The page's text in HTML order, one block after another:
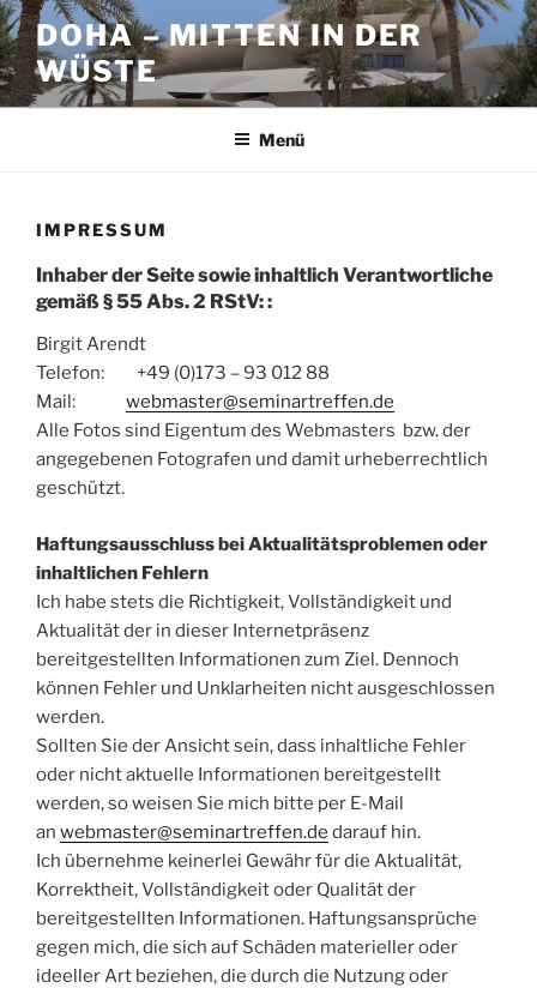
Zum
Inhalt
springen
DOHA – MITTEN IN DER
WÜSTE
Menü
IMPRESSUM
Inhaber der Seite sowie inhaltlich Verantwortliche
gemäß § 55 Abs. 2 RStV: :
Birgit Arendt
Telefon: +49 (0)173 – 93 012 88
Mail: webmaster@seminartreffen.de
Alle Fotos sind Eigentum des Webmasters bzw. der
angegebenen Fotografen und damit urheberrechtlich
geschützt.
Haftungsausschluss bei Aktualitätsproblemen oder
inhaltlichen Fehlern
Ich habe stets die Richtigkeit, Vollständigkeit und
Aktualität der in dieser Internetpräsenz
bereitgestellten Informationen zum Ziel. Dennoch
können Fehler und Unklarheiten nicht ausgeschlossen
werden.
Sollten Sie der Ansicht sein, dass inhaltliche Fehler
oder nicht aktuelle Informationen bereitgestellt
werden, so weisen Sie mich bitte per E-Mail
an webmaster@seminartreffen.de darauf hin.
Ich übernehme keinerlei Gewähr für die Aktualität,
Korrektheit, Vollständigkeit oder Qualität der
bereitgestellten Informationen. Haftungsansprüche
gegen mich, die sich auf Schäden materieller oder
ideeller Art beziehen, die durch die Nutzung oder